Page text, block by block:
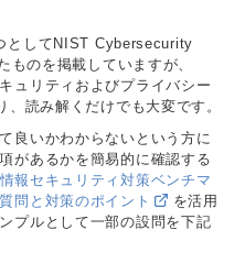
としてNIST Cybersecurity
ものを掲載していますが、
ュリティおよびプライバシー
読み解くだけでも大変です。
良いかわからないという方に
があるかを簡易的に確認する
情報セキュリティ対策ベンチマ
問と対策のポイント
を活用
プルとして一部の設問を下記